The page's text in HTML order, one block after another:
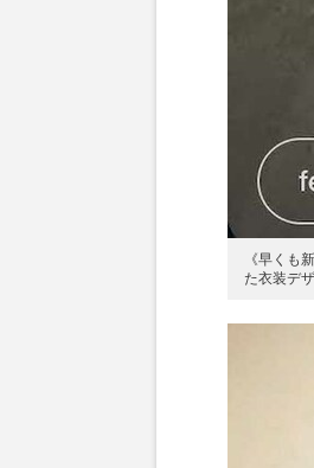
《早くも
た衣装デ